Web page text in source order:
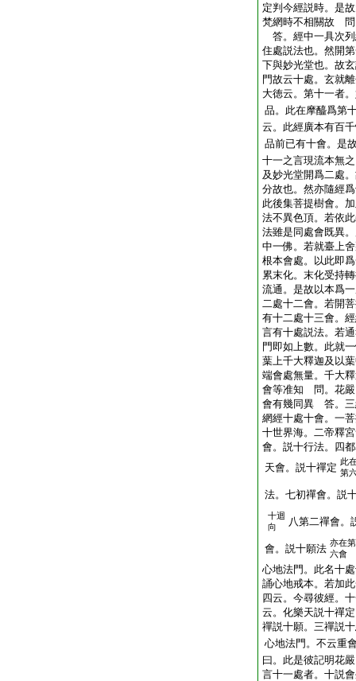
定判今經説時。是
梵網時不相關故 問
答。經中一具次
住處説法也。然開
下與妙光堂也。故
門故云十處。玄就
大徳云。第十一者
品。此在摩醯爲第
云。此經廣本有百
品前已有十會。是
十一之言現流本無
及妙光堂開爲二處
分故也。然亦隨經
此後集菩提樹會。
法不異色頂。若依
法雖是同處會既異
中一佛。若就臺上
根本會處。以此即
累末化。末化受持
流通。是故以本爲
二處十二會。若開
有十二處十三會。
言有十處説法。若
門即如上數。此就
葉上千大釋迦及以
端會處無量。千大
會等准知 問。花嚴
會有幾同異 答。三
網經十處十會。一
十世界海。二帝釋
會。説十行法。四
天會。説十禪定 此
第
法。七初禪會。説
十迴
向
八第二禪會。
會。説十願法 亦在第
六會
心地法門。此名十
誦心地戒本。若加
四云。今尋彼經。
云。化樂天説十禪
禪説十願。三禪説
心地法門。不云重
曰。此是彼記明花
言十一處者。十説